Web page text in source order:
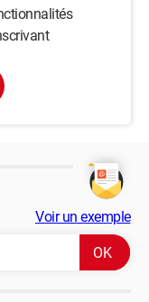
Voir un exemple